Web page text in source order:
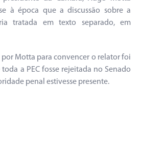
à época que a discussão sobre a
tratada em texto separado, em
Motta para convencer o relator foi
a PEC fosse rejeitada no Senado
penal estivesse presente.